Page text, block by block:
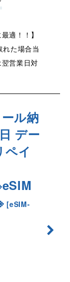
適！！】
た場合当
営業日対
ル納
デー
ペイ
[eSIM-